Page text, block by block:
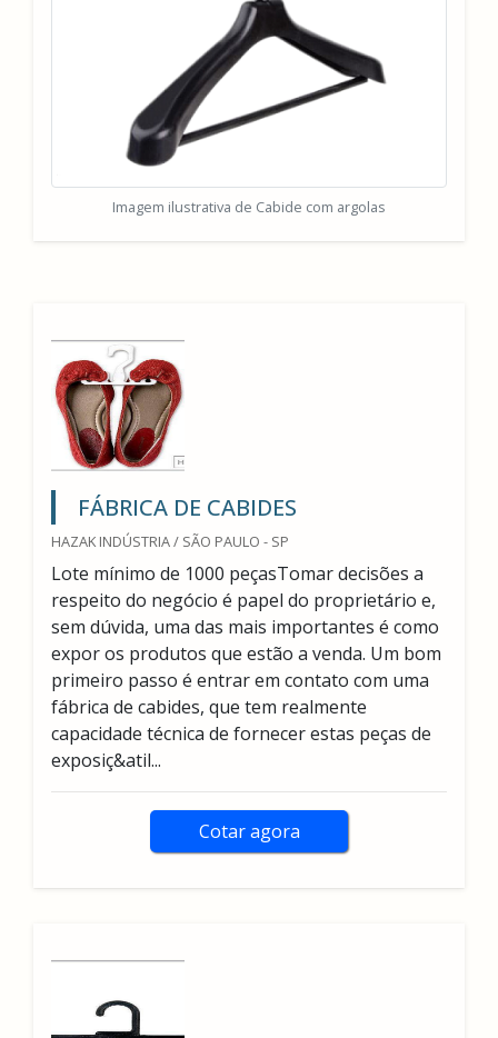
Imagem ilustrativa de Cabide com argolas
FÁBRICA DE CABIDES
HAZAK INDÚSTRIA / SÃO PAULO - SP
Lote mínimo de 1000 peçasTomar decisões a
respeito do negócio é papel do proprietário e,
sem dúvida, uma das mais importantes é como
expor os produtos que estão a venda. Um bom
primeiro passo é entrar em contato com uma
fábrica de cabides, que tem realmente
capacidade técnica de fornecer estas peças de
exposiç&atil...
Cotar agora